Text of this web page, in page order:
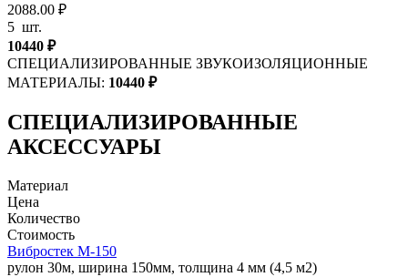
2088.00 ₽
5 шт.
10440 ₽
СПЕЦИАЛИЗИРОВАННЫЕ ЗВУКОИЗОЛЯЦИОННЫЕ
МАТЕРИАЛЫ: 10440 ₽
СПЕЦИАЛИЗИРОВАННЫЕ
АКСЕССУАРЫ
Материал
Цена
Количество
Стоимость
Вибростек М-150
рулон 30м, ширина 150мм, толщина 4 мм (4,5 м2)